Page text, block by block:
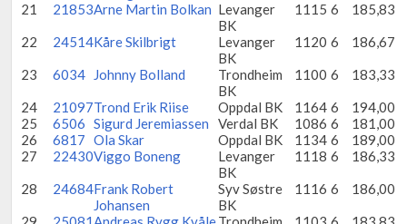
21
21853Arne Martin Bolkan Levanger
BK
1115 6
185,83
22
24514Kåre Skilbrigt
Levanger
BK
1120 6
186,67
23
6034 Johnny Bolland
Trondheim
BK
1100 6
183,33
24
21097Trond Erik Riise Oppdal BK 1164 6
194,00
25
6506 Sigurd Jeremiassen Verdal BK 1086 6
181,00
26
6817 Ola Skar Oppdal BK 1134 6
189,00
27
22430Viggo Boneng
Levanger
BK
1118 6
186,33
28
24684Frank Robert
Johansen
Syv Søstre
BK
1116 6
186,00